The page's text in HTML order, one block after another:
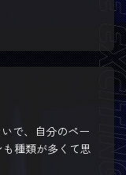
で、自分のペー
種類が多くて思